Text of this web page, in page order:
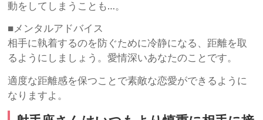
動をしてしまうことも…。
■メンタルアドバイス
相手に執着するのを防ぐために冷静になる、距離を取
るようにしましょう。愛情深いあなたのことです。
適度な距離感を保つことで素敵な恋愛ができるように
なりますよ。